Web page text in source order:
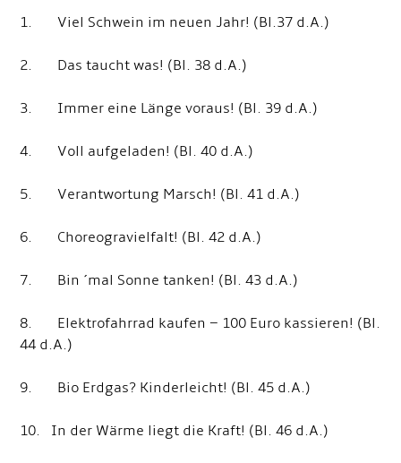
1. Viel Schwein im neuen Jahr! (Bl.37 d.A.)
2. Das taucht was! (Bl. 38 d.A.)
3. Immer eine Länge voraus! (Bl. 39 d.A.)
4. Voll aufgeladen! (Bl. 40 d.A.)
5. Verantwortung Marsch! (Bl. 41 d.A.)
6. Choreogravielfalt! (Bl. 42 d.A.)
7. Bin ´mal Sonne tanken! (Bl. 43 d.A.)
8. Elektrofahrrad kaufen – 100 Euro kassieren! (Bl.
44 d.A.)
9. Bio Erdgas? Kinderleicht! (Bl. 45 d.A.)
10. In der Wärme liegt die Kraft! (Bl. 46 d.A.)